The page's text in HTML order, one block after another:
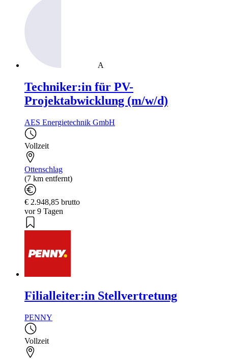
A
Techniker:in für PV-
Projektabwicklung (m/w/d)
AES Energietechnik GmbH
Vollzeit
Ottenschlag
(7 km entfernt)
€ 2.948,85 brutto
vor 9 Tagen
Filialleiter:in Stellvertretung
PENNY
Vollzeit